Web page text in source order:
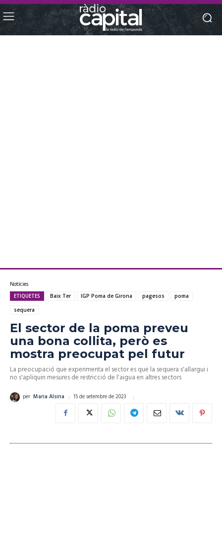
Notícies
ETIQUETES Baix Ter IGP Poma de Girona pagesos
poma
sequera
El sector de la poma preveu
una bona collita, però es
mostra preocupat pel futur
La preocupació que experimenta el sector es que la sequera s'allargui i
no s'apliquin mesures de restricció de l'aigua en altres sectors
per Maria Alsina 15 de setembre de 2023